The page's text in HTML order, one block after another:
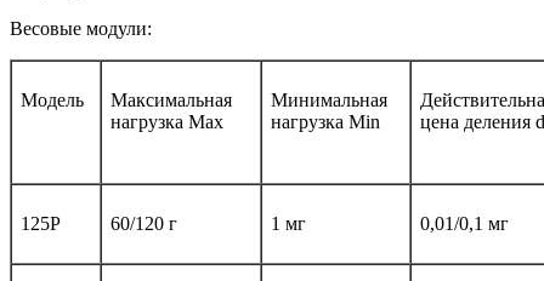
Весовые модули:
Модель
Максимальная
нагрузка Max
Минимальная
нагрузка Min
цена деления d
125P 60/120 г 1 мг 0,01/0,1 мг